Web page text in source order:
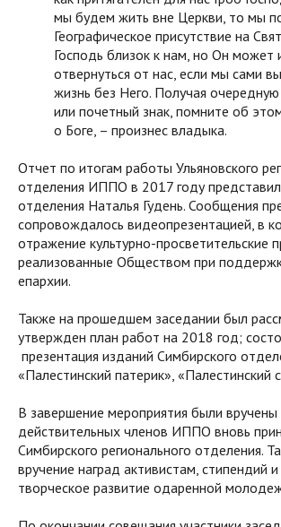
мы будем жить вне Церкви, то мы
Географическое присутствие на
Господь близок к нам, но Он может
отвернуться от нас, если мы сами
жизнь без Него. Получая
или почетный знак, помните об
о Боге, – произнес владыка.
Отчет по итогам работы Ульяновского
отделения ИППО в 2017 году
отделения Наталья Гудень. Сообщения
сопровождалось видеопрезентацией, в
отражение культурно-просветительские
реализованные Обществом при
епархии.
Также на прошедшем заседании был
утвержден план работ на 2018 год;
презентация изданий Симбирского
«Палестинский патерик», «Палестинский
В завершение мероприятия были вручены
действительных членов ИППО вновь
Симбирского регионального отделения.
вручение наград активистам, стипендий
творческое развитие одаренной